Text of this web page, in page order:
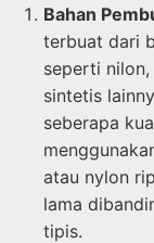
Bahan
terbuat dari
seperti
sintetis
seberapa
atau nylon
lama
tipis.